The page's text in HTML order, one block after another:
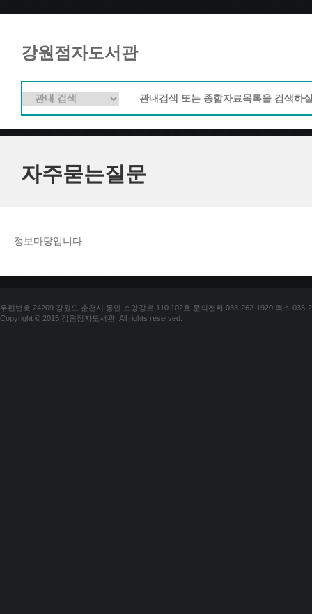
강원점자도서관
자주묻는질문
정보마당입니다
우편번호 24209 강원도 춘천시 동면 소양강로 110 102호 문의전화 033-262-1920 팩스 033-
Copyright © 2015 강원점자도서관. All rights reserved.